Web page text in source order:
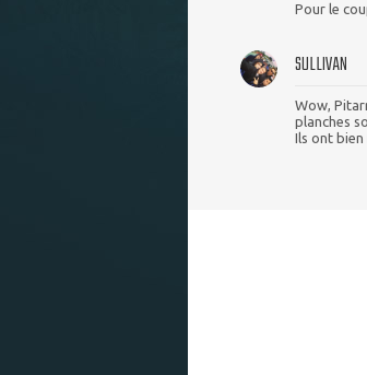
Pour le
SULLIVAN
Wow,
planches
Ils ont